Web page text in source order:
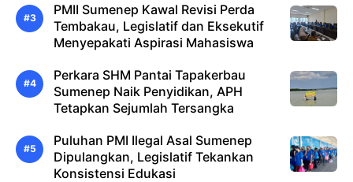
PMII Sumenep Kawal Revisi Perda
Tembakau, Legislatif dan Eksekutif
Menyepakati Aspirasi Mahasiswa
Perkara SHM Pantai Tapakerbau
Sumenep Naik Penyidikan, APH
Tetapkan Sejumlah Tersangka
Puluhan PMI Ilegal Asal Sumenep
Dipulangkan, Legislatif Tekankan
Konsistensi Edukasi